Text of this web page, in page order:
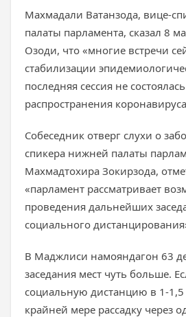
Махмадали Ватанзода, вице-
палаты парламента, сказал 8
Озоди, что «многие встречи
стабилизации
последняя сессия не
распространения
Собеседник отверг слухи о
спикера нижней палаты
Махмадтохира Зокирзода,
«парламент рассматривает
проведения дальнейших
социального
В Маджлиси намояндагон 63
заседания мест чуть больше.
социальную дистанцию в 1-
крайней мере рассадку через